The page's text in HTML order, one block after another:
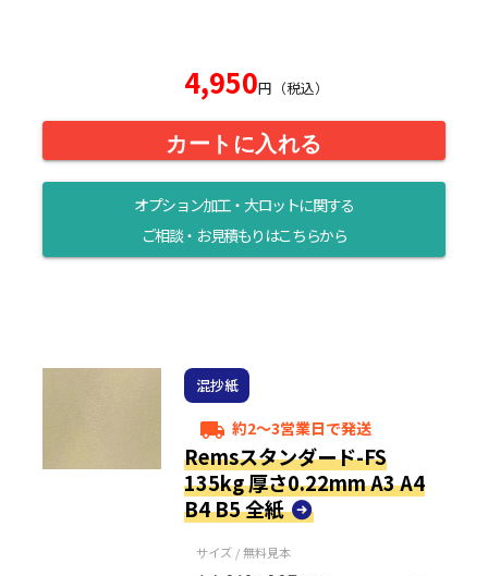
4,950円（税込）
カートに入れる
オプション加工・大ロットに関する
ご相談・お見積もりはこちらから
混抄紙
local_shipping 約2～3営業日で発送
Remsスタンダード-FS
135kg 厚さ0.22mm A3 A4
B4 B5 全紙
サイズ / 無料見本